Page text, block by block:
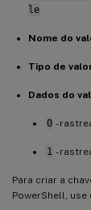
le
Nome do
Tipo de
Dados do
0 -
1 -
Para criar a
PowerShell,